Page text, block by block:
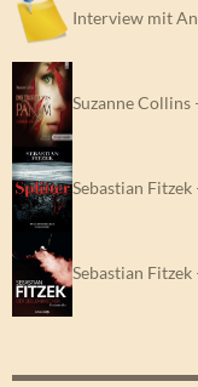
Interview mit
Suzanne
Sebastian
Sebastian